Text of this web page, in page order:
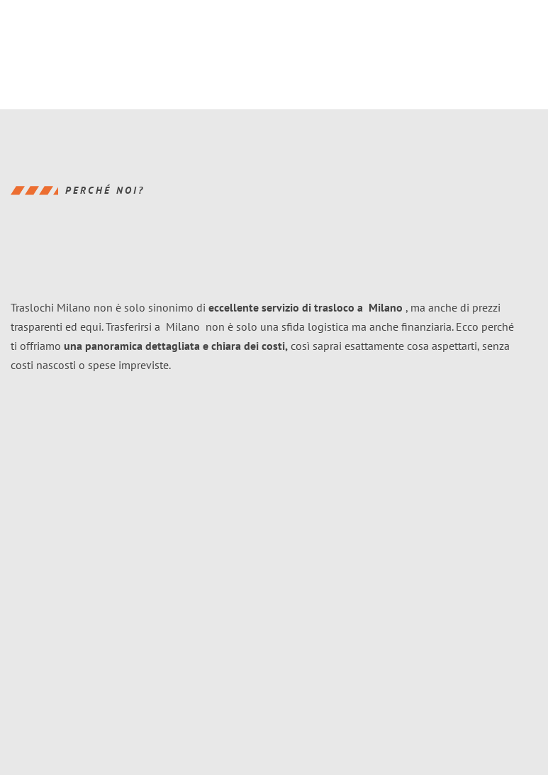
PERCHÉ NOI?
Traslochi Milano non è solo sinonimo di eccellente servizio di trasloco a Milano , ma anche di prezzi
trasparenti ed equi. Trasferirsi a Milano non è solo una sfida logistica ma anche finanziaria. Ecco perché
ti offriamo una panoramica dettagliata e chiara dei costi, così saprai esattamente cosa aspettarti, senza
costi nascosti o spese impreviste.